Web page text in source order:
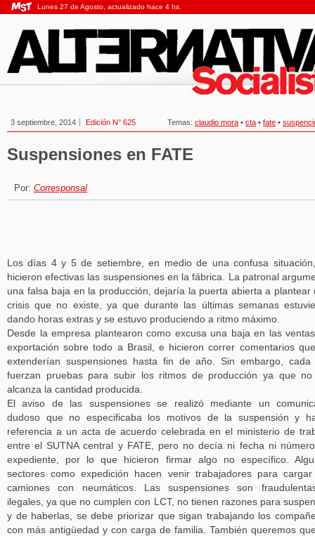
Lunes 27 de Agosto, actualizado hace 4 hs.
3 septiembre, 2014 Edición N° 625 Temas: claudio mora • cta • fate •
Suspensiones en FATE
Por: Corresponsal
Los días 4 y 5 de setiembre, en medio de una confusa
hicieron efectivas las suspensiones en la fábrica. La patronal
una falsa baja en la producción, dejaría la puerta abierta a plantear
crisis que no existe, ya que durante las últimas semanas
dando horas extras y se estuvo produciendo a ritmo máximo.
Desde la empresa plantearon como excusa una baja en las
exportación sobre todo a Brasil, e hicieron correr comentarios
extenderían suspensiones hasta fin de año. Sin embargo, cada
fuerzan pruebas para subir los ritmos de producción ya que
alcanza la cantidad producida.
El aviso de las suspensiones se realizó mediante un
dudoso que no especificaba los motivos de la suspensión y
referencia a un acta de acuerdo celebrada en el ministerio de
entre el SUTNA central y FATE, pero no decía ni fecha ni
expediente, por lo que hicieron firmar algo no específico.
sectores como expedición hacen venir trabajadores para
camiones con neumáticos. Las suspensiones son
ilegales, ya que no cumplen con LCT, no tienen razones para
y de haberlas, se debe priorizar que sigan trabajando los
con más antigüedad y con carga de familia. También queremos